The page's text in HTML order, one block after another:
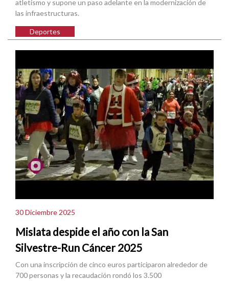
atletismo y supone un paso adelante en la modernización de
las infraestructuras.
Deportes
30 Diciembre 2025
Mislata despide el año con la San
Silvestre-Run Cáncer 2025
Con una inscripción de cinco euros participaron alrededor de
700 personas y la recaudación rondó los 3.500